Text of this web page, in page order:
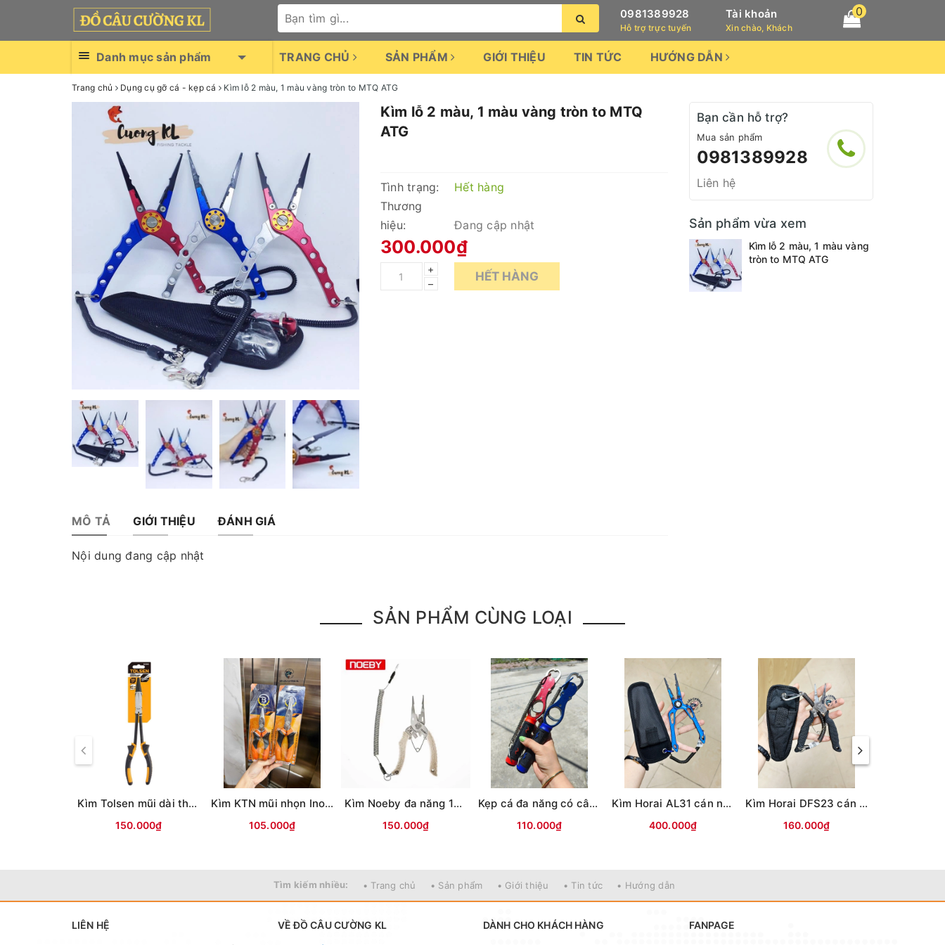
0981389928
Hỗ trợ trực tuyến
Tài khoản
Xin chào, Khách
0
Danh mục sản phẩm TRANG CHỦ SẢN PHẨM GIỚI THIỆU TIN TỨC HƯỚNG DẪN
Trang chủ Dụng cụ gỡ cá - kẹp cá Kìm lỗ 2 màu, 1 màu vàng tròn to MTQ ATG
Kìm lỗ 2 màu, 1 màu vàng tròn to MTQ
ATG
Tình trạng:
Hết hàng
Thương
hiệu:
Đang cập nhật
300.000₫
+
–
HẾT HÀNG
MÔ TẢ GIỚI THIỆU ĐÁNH GIÁ
Nội dung đang cập nhật
Bạn cần hỗ trợ?
Mua sản phẩm
0981389928
Liên hệ
Sản phẩm vừa xem
Kìm lỗ 2 màu, 1 màu vàng
tròn to MTQ ATG
SẢN PHẨM CÙNG LOẠI
Kìm Tolsen mũi dài thẳng (280mm 11'') đen vàng
150.000₫
Kìm KTN mũi nhọn Inox B
105.000₫
Kìm Noeby đa năng 14cm ( Kèm dây lò xo+bao)
150.000₫
Kẹp cá đa năng có cân cán V
110.000₫
Kìm Horai AL31 cán nhôm xanh 18.5cm (kèm bao đựng)
400.000₫
Kìm Horai DFS23 cán đen 15.5cm (kèm bao đựng)
160.000₫
Tìm kiếm nhiều: • Trang chủ • Sản phẩm • Giới thiệu • Tin tức • Hướng dẫn
LIÊN HỆ
VỀ ĐỒ CÂU CƯỜNG KL
DÀNH CHO KHÁCH HÀNG
FANPAGE